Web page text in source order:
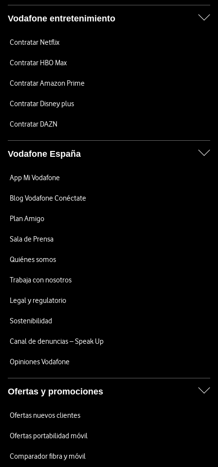
Vodafone entretenimiento
Contratar Netflix
Contratar HBO Max
Contratar Amazon Prime
Contratar Disney plus
Contratar DAZN
Vodafone España
App Mi Vodafone
Blog Vodafone Conéctate
Plan Amigo
Sala de Prensa
Quiénes somos
Trabaja con nosotros
Legal y regulatorio
Sostenibilidad
Canal de denuncias – Speak Up
Opiniones Vodafone
Ofertas y promociones
Ofertas nuevos clientes
Ofertas portabilidad móvil
Comparador fibra y móvil